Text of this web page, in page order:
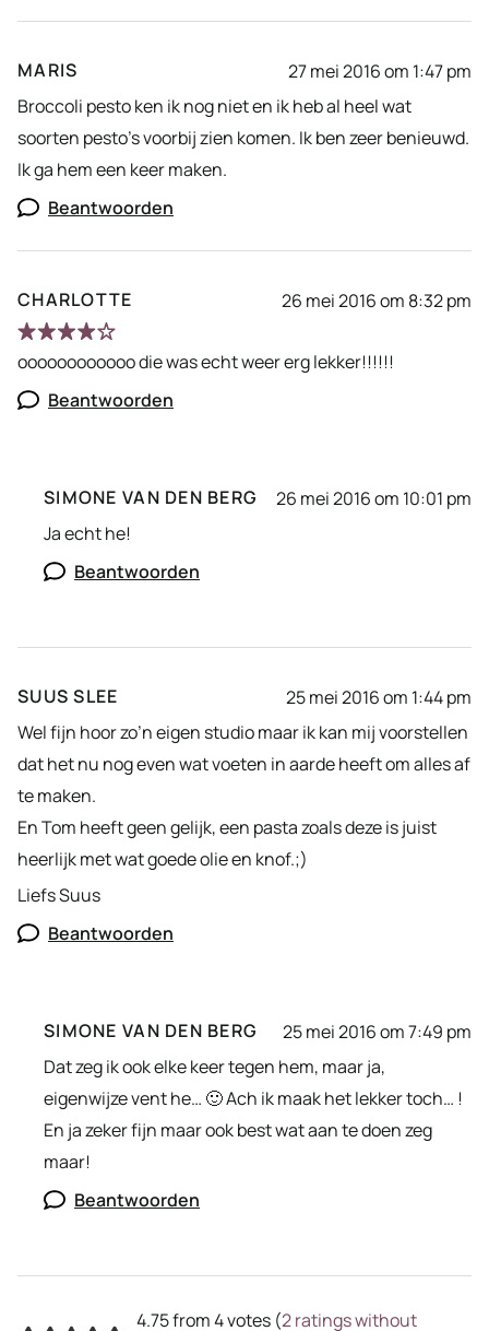
MARIS
27 mei 2016 om 1:47 pm
Broccoli pesto ken ik nog niet en ik heb al heel wat
soorten pesto’s voorbij zien komen. Ik ben zeer benieuwd.
Ik ga hem een keer maken.
Beantwoorden
CHARLOTTE 26 mei 2016 om 8:32 pm
oooooooooooo die was echt weer erg lekker!!!!!!
Beantwoorden
SIMONE VAN DEN BERG
26 mei 2016 om 10:01 pm
Ja echt he!
Beantwoorden
SUUS SLEE
25 mei 2016 om 1:44 pm
Wel fijn hoor zo’n eigen studio maar ik kan mij voorstellen
dat het nu nog even wat voeten in aarde heeft om alles af
te maken.
En Tom heeft geen gelijk, een pasta zoals deze is juist
heerlijk met wat goede olie en knof.;)
Liefs Suus
Beantwoorden
SIMONE VAN DEN BERG
25 mei 2016 om 7:49 pm
Dat zeg ik ook elke keer tegen hem, maar ja,
eigenwijze vent he… 🙂 Ach ik maak het lekker toch… !
En ja zeker fijn maar ook best wat aan te doen zeg
maar!
Beantwoorden
4.75 from 4 votes (2 ratings without